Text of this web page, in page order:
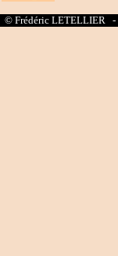
© Frédéric LETELLIER -